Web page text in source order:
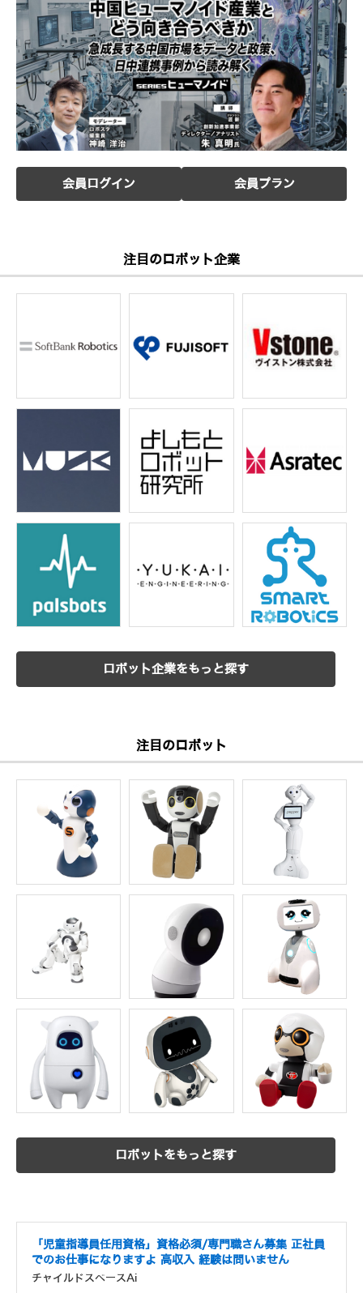
会員ログイン 会員プラン
注目のロボット企業
ロボット企業をもっと探す
注目のロボット
ロボットをもっと探す
「児童指導員任用資格」資格必須/専門職さん募集 正社員
でのお仕事になりますよ 高収入 経験は問いません
チャイルドスペースAi